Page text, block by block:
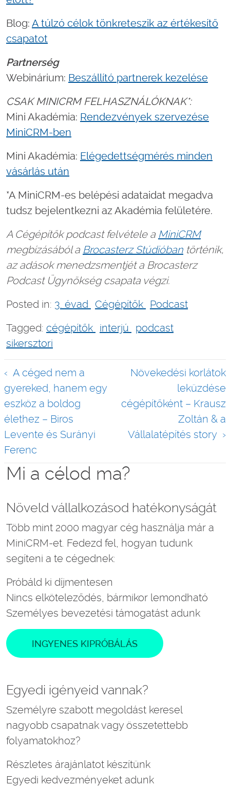
Blog: A túlzó célok tönkreteszik az értékesítő
csapatot
Partnerség
Webinárium: Beszállító partnerek kezelése
CSAK MINICRM FELHASZNÁLÓKNAK*:
Mini Akadémia: Rendezvények szervezése
MiniCRM-ben
Mini Akadémia: Elégedettségmérés minden
vásárlás után
*A MiniCRM-es belépési adataidat megadva
tudsz bejelentkezni az Akadémia felületére.
A Cégépítők podcast felvétele a MiniCRM
megbízásából a Brocasterz Stúdióban történik,
az adások menedzsmentjét a Brocasterz
Podcast Ügynökség csapata végzi.
Posted in: 3. évad Cégépítők Podcast
Tagged: cégépítők interjú
podcast
sikersztori
Bejegyzés
navigáció
A céged nem a
gyereked, hanem egy
eszköz a boldog
élethez – Biros
Levente és Surányi
Ferenc
Növekedési korlátok
leküzdése
cégépítőként – Krausz
Zoltán & a
Vállalatépítés story
Mi a célod ma?
Növeld vállalkozásod hatékonyságát
Több mint 2000 magyar cég használja már a
MiniCRM-et. Fedezd fel, hogyan tudunk
segíteni a te cégednek:
Próbáld ki díjmentesen
Nincs elköteleződés, bármikor lemondható
Személyes bevezetési támogatást adunk
INGYENES KIPRÓBÁLÁS
Egyedi igényeid vannak?
Személyre szabott megoldást keresel
nagyobb csapatnak vagy összetettebb
folyamatokhoz?
Részletes árajánlatot készítünk
Egyedi kedvezményeket adunk